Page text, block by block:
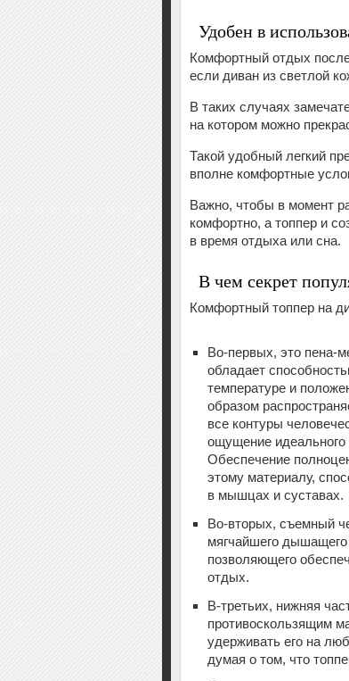
Удобен в
Комфортный отдых после
если диван из светлой
В таких случаях
на котором можно
Такой удобный легкий
вполне комфортные
Важно, чтобы в момент
комфортно, а топпер и
в время отдыха или сна.
В чем секрет
Комфортный топпер на
Во-первых, это пена-
обладает
температуре и
образом
все контуры
ощущение
Обеспечение
этому материалу,
в мышцах и суставах.
Во-вторых, съемный
мягчайшего дышащего
позволяющего
отдых.
В-третьих, нижняя
противоскользящим
удерживать его на
думая о том, что